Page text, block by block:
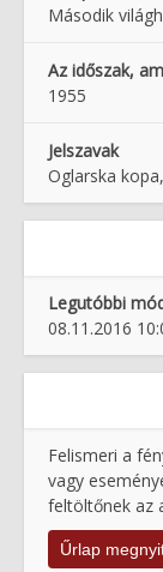
Második
Az időszak,
1955
Jelszavak
Oglarska
Legutóbbi
08.11.2016
Felismeri a
vagy
feltöltőnek az
Űrlap